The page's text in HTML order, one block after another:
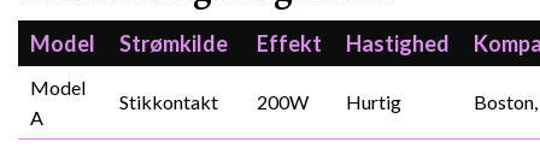
Model Strømkilde Effekt Hastighed
Model
A
Stikkontakt 200W Hurtig